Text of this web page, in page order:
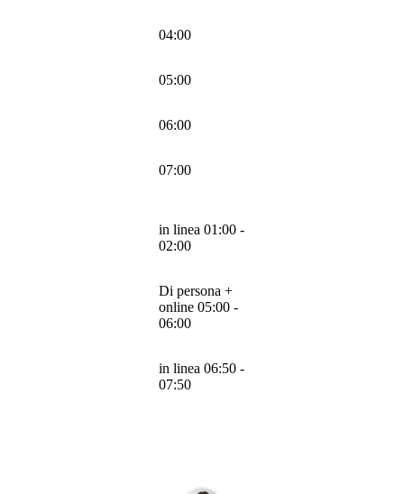
04:00
05:00
06:00
07:00
in linea 01:00 -
02:00
Di persona +
online 05:00 -
06:00
in linea 06:50 -
07:50